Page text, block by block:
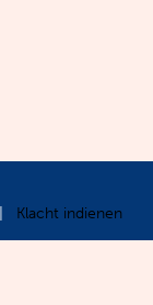
Klacht indienen